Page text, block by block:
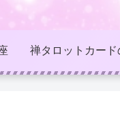
禅タロットカード